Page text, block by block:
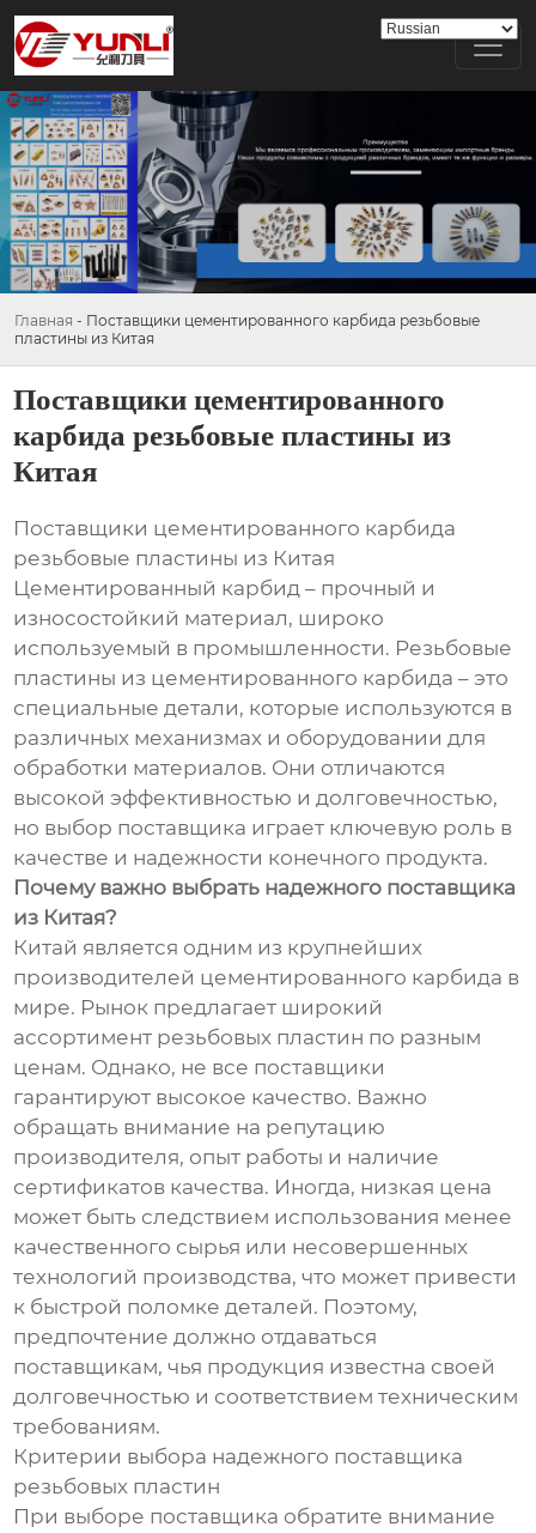
Главная - Поставщики цементированного карбида резьбовые
пластины из Китая
Поставщики цементированного
карбида резьбовые пластины из
Китая
Поставщики цементированного карбида
резьбовые пластины из Китая
Цементированный карбид – прочный и
износостойкий материал, широко
используемый в промышленности. Резьбовые
пластины из цементированного карбида – это
специальные детали, которые используются в
различных механизмах и оборудовании для
обработки материалов. Они отличаются
высокой эффективностью и долговечностью,
но выбор поставщика играет ключевую роль в
качестве и надежности конечного продукта.
Почему важно выбрать надежного поставщика
из Китая?
Китай является одним из крупнейших
производителей цементированного карбида в
мире. Рынок предлагает широкий
ассортимент резьбовых пластин по разным
ценам. Однако, не все поставщики
гарантируют высокое качество. Важно
обращать внимание на репутацию
производителя, опыт работы и наличие
сертификатов качества. Иногда, низкая цена
может быть следствием использования менее
качественного сырья или несовершенных
технологий производства, что может привести
к быстрой поломке деталей. Поэтому,
предпочтение должно отдаваться
поставщикам, чья продукция известна своей
долговечностью и соответствием техническим
требованиям.
Критерии выбора надежного поставщика
резьбовых пластин
При выборе поставщика обратите внимание